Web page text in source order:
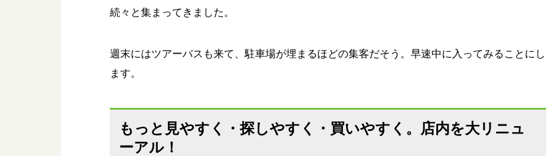
続々と集まってきました。
週末にはツアーバスも来て、駐車場が埋まるほどの集客だそう。早速中に入ってみることにし
ます。
もっと見やすく・探しやすく・買いやすく。店内を大リニュ
ーアル！